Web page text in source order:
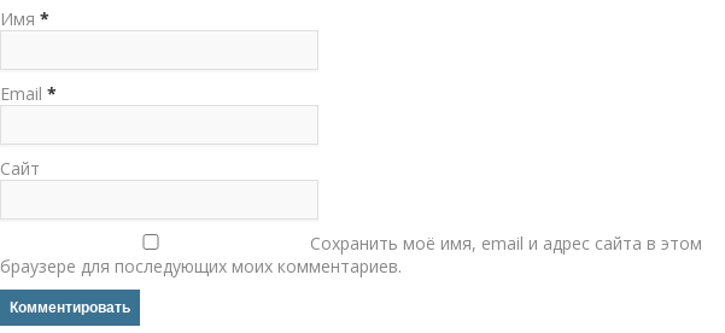
Имя *
Email *
Сайт
Сохранить моё имя, email и адрес сайта в этом
браузере для последующих моих комментариев.